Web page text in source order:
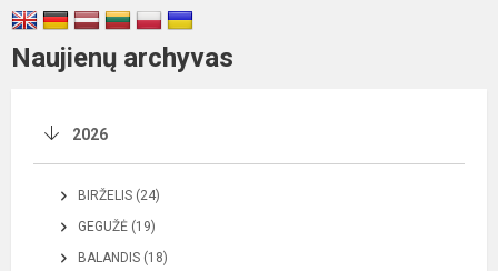
Naujienų archyvas
2026
BIRŽELIS (24)
GEGUŽĖ (19)
BALANDIS (18)